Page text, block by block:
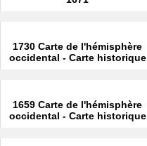
1730 Carte de l'hémisphère
occidental - Carte historique
1659 Carte de l'hémisphère
occidental - Carte historique